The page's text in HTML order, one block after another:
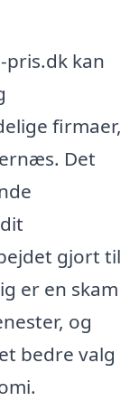
pris.dk kan
firmaer,
Det
gjort til
er en skam
og
bedre valg